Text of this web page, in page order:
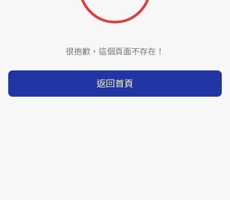
很抱歉，這個頁面不存在！
返回首頁